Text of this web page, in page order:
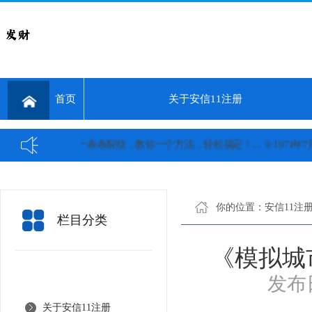
首页 关于安信11注册
舌头上一条条裂纹，教你一个方法，轻松搞定！... 🌞1971年7月，
栏目分类
关于安信11注册
你的位置： 安信11注
《模拟
发布